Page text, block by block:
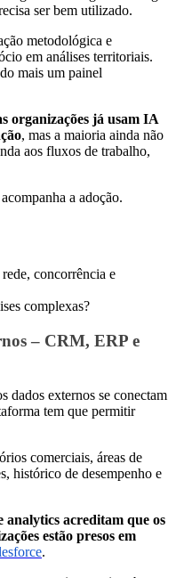
ser bem utilizado.
metodológica e
em análises territoriais.
mais um painel
organizações já usam IA
, mas a maioria ainda não
aos fluxos de trabalho,
a adoção.
concorrência e
complexas?
– CRM, ERP e
dados externos se conectam
tem que permitir
comerciais, áreas de
histórico de desempenho e
analytics acreditam que os
estão presos em
.